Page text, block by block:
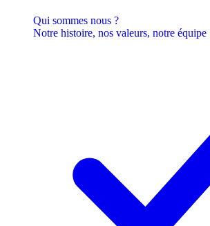
Qui sommes nous ?
Notre histoire, nos valeurs, notre équipe